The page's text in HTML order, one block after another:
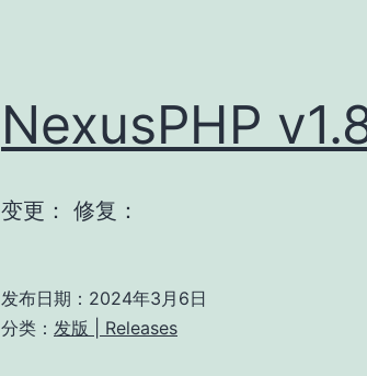
NexusPHP
变更： 修复：
发布日期： 2024年3月6日
分类： 发版 | Releases